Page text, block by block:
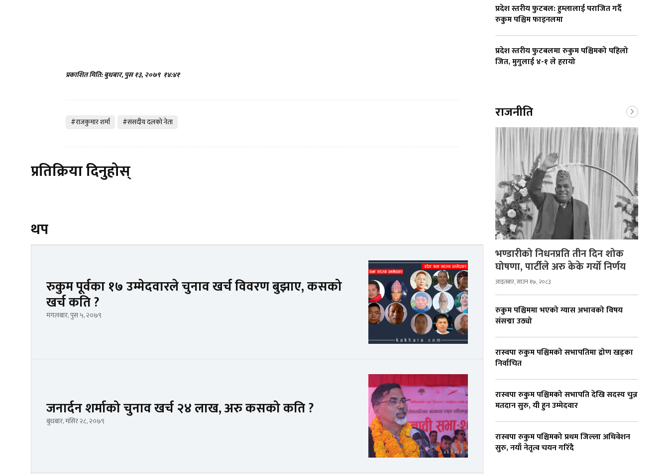
प्रकाशित मिति: बुधबार, पुस १३, २०७९ १४:४१
#राजकुमार शर्मा #संसदीय दलकाे नेता
प्रतिक्रिया दिनुहोस्
थप
रुकुम पूर्वका १७ उम्मेदवारले चुनाव खर्च विवरण बुझाए, कसको
खर्च कति ?
मंगलबार, पुस ५, २०७९
जनार्दन शर्माको चुनाव खर्च २४ लाख, अरु कसको कति ?
बुधबार, मंसिर २८, २०७९
प्रदेश स्तरीय फुटबल: हुम्लालाई पराजित गर्दै
रुकुम पश्चिम फाइनलमा
प्रदेश स्तरीय फुटबलमा रुकुम पश्चिमको पहिलो
जित, मुगुलाई ४-१ ले हरायो
राजनीति
भण्डारीको निधनप्रति तीन दिन शोक
घोषणा, पार्टीले अरु केके गर्यो निर्णय
आइतबार, साउन १७, २०८३
रुकुम पश्चिममा भएको ग्यास अभावको विषय
संसद्मा उठ्यो
रास्वपा रुकुम पश्चिमको सभापतिमा द्रोण खड्का
निर्वाचित
रास्वपा रुकुम पश्चिमको सभापति देखि सदस्य चुन्न
मतदान सुरु, यी हुन उम्मेदवार
रास्वपा रुकुम पश्चिमको प्रथम जिल्ला अधिवेशन
सुरु, नयाँ नेतृत्व चयन गरिँदै